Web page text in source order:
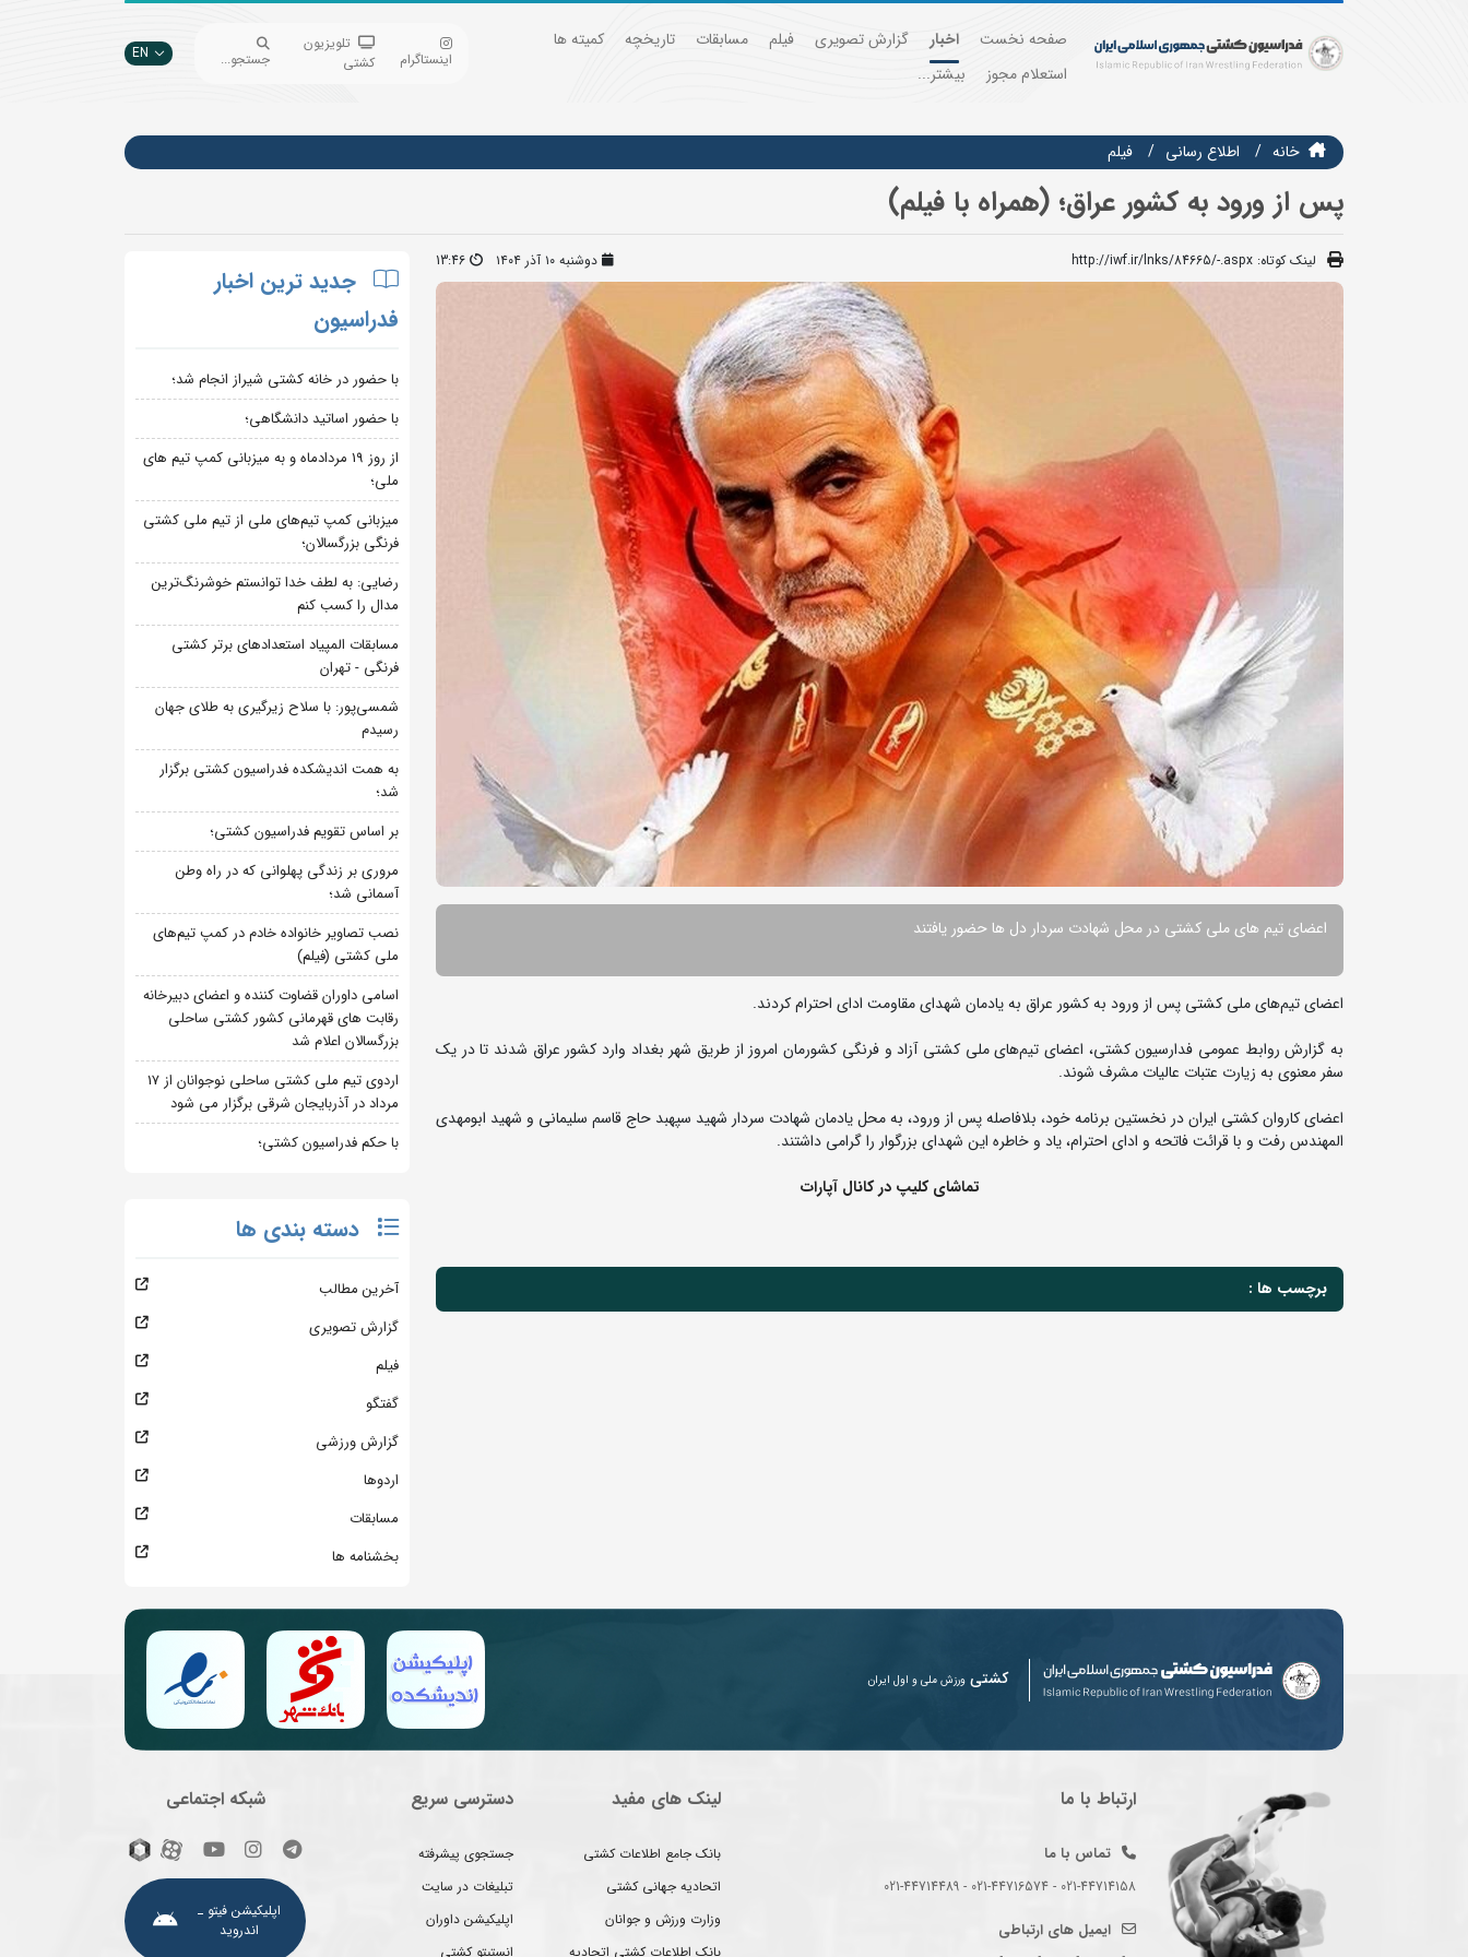
صفحه نخست اخبار گزارش تصویری فیلم مسابقات تاریخچه
کمیته ها
استعلام مجوز
بیشتر...
اینستاگرام
تلویزیون
کشتی
جستجو... EN
خانه اطلاع رسانی فيلم
پس از ورود به کشور عراق؛ (همراه با فیلم)
لینک کوتاه: http://iwf.ir/lnks/84665/-.aspx دوشنبه ۱۰ آذر ۱۴۰۴ 13:46
اعضای تیم های ملی کشتی در محل شهادت سردار دل ها حضور یافتند
اعضای تیم‌های ملی کشتی پس از ورود به کشور عراق به یادمان شهدای مقاومت ادای احترام کردند.
به گزارش روابط عمومی فدارسیون کشتی، اعضای تیم‌های ملی کشتی آزاد و فرنگی کشورمان امروز از طریق شهر بغداد وارد کشور عراق شدند تا در یک
سفر معنوی به زیارت عتبات عالیات مشرف شوند.
اعضای کاروان کشتی ایران در نخستین برنامه خود، بلافاصله پس از ورود، به محل یادمان شهادت سردار شهید سپهبد حاج قاسم سلیمانی و شهید ابومهدی
المهندس رفت و با قرائت فاتحه و ادای احترام، یاد و خاطره این شهدای بزرگوار را گرامی داشتند.
تماشای کلیپ در کانال آپارات
برچسب ها :
جدید ترین اخبار
فدراسیون
با حضور در خانه کشتی شیراز انجام شد؛
با حضور اساتید دانشگاهی؛
از روز 19 مردادماه و به میزبانی کمپ تیم های
ملی؛
میزبانی کمپ تیم‌های ملی از تیم ملی کشتی
فرنگی بزرگسالان؛
رضایی: به لطف خدا توانستم خوشرنگ‌ترین
مدال را کسب کنم
مسابقات المپیاد استعدادهای برتر کشتی
فرنگی - تهران
شمسی‌پور: با سلاح زیرگیری به طلای جهان
رسیدم
به همت اندیشکده فدراسیون کشتی برگزار
شد؛
بر اساس تقویم فدراسیون کشتی؛
مروری بر زندگی پهلوانی که در راه وطن
آسمانی شد؛
نصب تصاویر خانواده خادم در کمپ تیم‌های
ملی کشتی (فیلم)
اسامی داوران قضاوت کننده و اعضای دبیرخانه
رقابت های قهرمانی کشور کشتی ساحلی
بزرگسالان اعلام شد
اردوی تیم ملی کشتی ساحلی نوجوانان از 17
مرداد در آذربایجان شرقی برگزار می شود
با حکم فدراسیون کشتی؛
دسته بندی ها
آخرین مطالب
گزارش تصویری
فیلم
گفتگو
گزارش ورزشی
اردوها
مسابقات
بخشنامه ها
کشتی ورزش ملی و اول ایران
ارتباط با ما
تماس با ما
021-44714158 - 021-44716574 - 021-44714489
ایمیل های ارتباطی
لینک های مفید
بانک جامع اطلاعات کشتی
اتحادیه جهانی کشتی
وزارت ورزش و جوانان
بانک اطلاعات کشتی اتحادیه
دسترسی سریع
جستجوی پیشرفته
تبلیغات در سایت
اپلیکیشن داوران
انستیتو کشتی
شبکه اجتماعی
اپلیکیشن فیتو ـ
اندروید